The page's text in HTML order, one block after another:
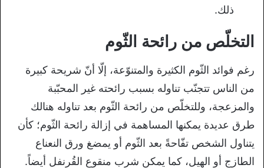
ذلك.
التخلّص من رائحة الثّوم
رغم فوائد الثّوم الكثيرة والمتنوّعة، إلّا أنّ شريحة كبيرة
من الناس تتجنّب تناوله بسبب رائحته غير المحبّبة
والمزعجة، وللتخلّص من رائحة الثّوم بعد تناوله هنالك
طرق عديدة يمكنها المساهمة في إزالة رائحة الثّوم؛ كأن
يتناول الشخص تفّاحةً بعد الثّوم أو يمضغ ورق النعناع
الطازج أو الهيل، كما يمكن شرب منقوع القُرنفل أيضاً.